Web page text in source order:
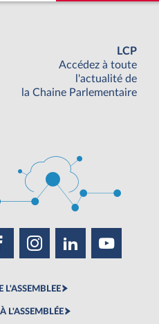
LCP
Accédez à toute
l'actualité de
la Chaine Parlementaire
L'ASSEMBLEE
L'ASSEMBLÉE